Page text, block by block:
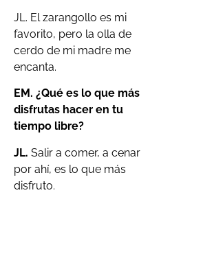
JL. El zarangollo es mi
favorito, pero la olla de
cerdo de mi madre me
encanta.
EM. ¿Qué es lo que más
disfrutas hacer en tu
tiempo libre?
JL. Salir a comer, a cenar
por ahí, es lo que más
disfruto.